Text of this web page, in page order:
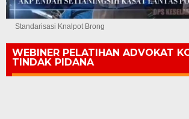
Standarisasi Knalpot Brong
WEBINER PELATIHAN ADVOKAT
TINDAK PIDANA